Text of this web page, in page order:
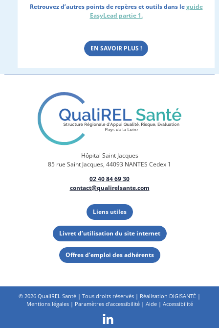
Retrouvez d’autres points de repères et outils dans leguide
EasyLead partie 1.
EN SAVOIR PLUS !
Hôpital Saint Jacques
85 rue Saint Jacques, 44093 NANTES Cedex 1
02 40 84 69 30
contact@qualirelsante.com
Liens utiles
Livret d’utilisation du site internet
Offres d’emploi des adhérents
© 2026 QualiREL Santé | Tous droits réservés | Réalisation DIGISANTÉ |
Mentions légales| Paramètres d'accessibilité| Aide| Accessibilité